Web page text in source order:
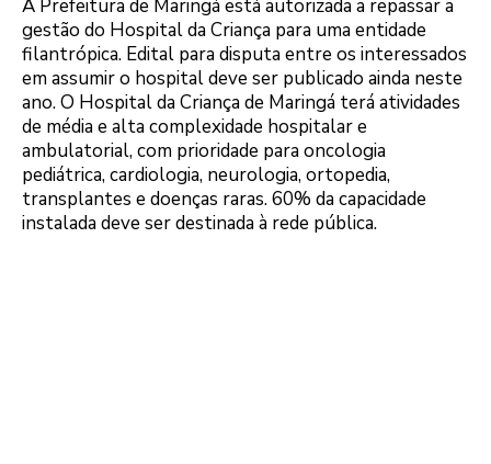
A Prefeitura de Maringá está autorizada a repassar a
gestão do Hospital da Criança para uma entidade
filantrópica. Edital para disputa entre os interessados
em assumir o hospital deve ser publicado ainda neste
ano. O Hospital da Criança de Maringá terá atividades
de média e alta complexidade hospitalar e
ambulatorial, com prioridade para oncologia
pediátrica, cardiologia, neurologia, ortopedia,
transplantes e doenças raras. 60% da capacidade
instalada deve ser destinada à rede pública.